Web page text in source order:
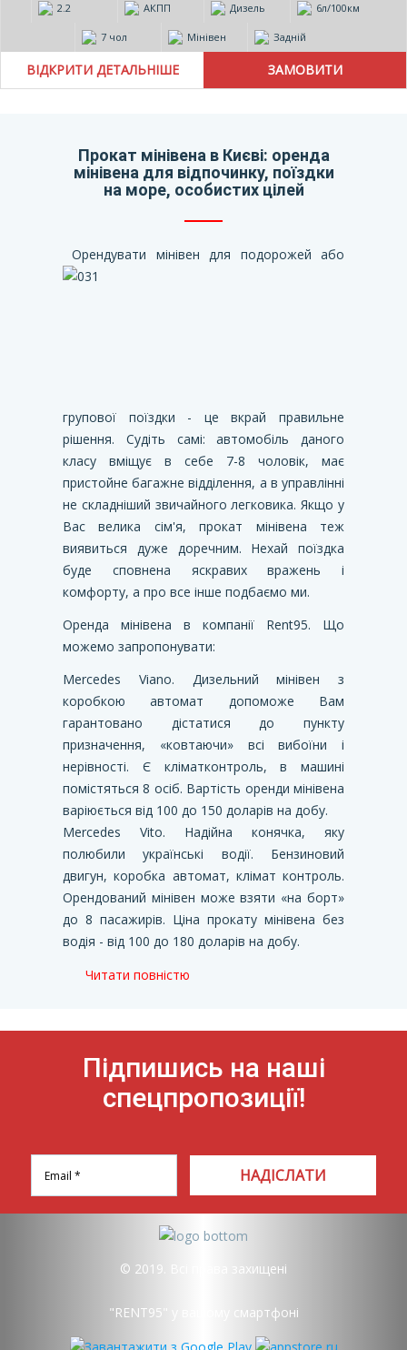
2.2 АКПП Дизель 6л/100км
7 чол Мінівен Задній
ВІДКРИТИ ДЕТАЛЬНІШЕ
Прокат мінівена в Києві: оренда
мінівена для відпочинку, поїздки
на море, особистих цілей
Орендувати мінівен для подорожей або
групової поїздки - це вкрай правильне
рішення. Судіть самі: автомобіль даного
класу вміщує в себе 7-8 чоловік, має
пристойне багажне відділення, а в управлінні
не складніший звичайного легковика. Якщо у
Вас велика сім'я, прокат мінівена теж
виявиться дуже доречним. Нехай поїздка
буде сповнена яскравих вражень і
комфорту, а про все інше подбаємо ми.
Оренда мінівена в компанії Rent95. Що
можемо запропонувати:
Mercedes Viano. Дизельний мінівен з
коробкою автомат допоможе Вам
гарантовано дістатися до пункту
призначення, «ковтаючи» всі вибоїни і
нерівності. Є кліматконтроль, в машині
помістяться 8 осіб. Вартість оренди мінівена
варіюється від 100 до 150 доларів на добу.
Mercedes Vito. Надійна конячка, яку
полюбили українські водії. Бензиновий
двигун, коробка автомат, клімат контроль.
Орендований мінівен може взяти «на борт»
до 8 пасажирів. Ціна прокату мінівена без
водія - від 100 до 180 доларів на добу.
Читати повністю
Підпишись на наші
спецпропозиції!
НАДІСЛАТИ
© 2019. Всі права захищені
"RENT95" у вашому смартфоні